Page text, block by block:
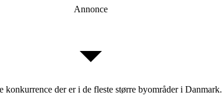
Annonce
der er i de fleste større byområder i Danmark.